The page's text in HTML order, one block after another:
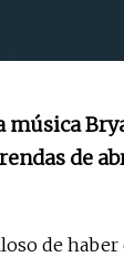
música
de
de haber